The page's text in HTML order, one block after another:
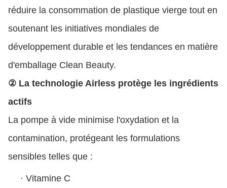
réduire la consommation de plastique vierge tout en
soutenant les initiatives mondiales de
développement durable et les tendances en matière
d'emballage Clean Beauty.
② La technologie Airless protège les ingrédients
actifs
La pompe à vide minimise l'oxydation et la
contamination, protégeant les formulations
sensibles telles que :
· Vitamine C